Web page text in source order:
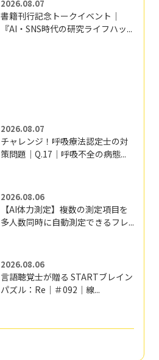
2026.08.07
書籍刊行記念トークイベント｜
『AI・SNS時代の研究ライフハッ...
2026.08.07
チャレンジ！呼吸療法認定士の対
策問題｜Q.17｜呼吸不全の病態...
2026.08.06
【AI体力測定】複数の測定項目を
多人数同時に自動測定できるフレ...
2026.08.06
言語聴覚士が贈る STARTブレイン
パズル：Re｜＃092｜線...